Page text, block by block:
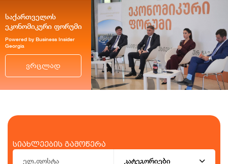
საქართველოს
ეკონომიკური ფორუმი
Powered by Business Insider
Georgia
ვრცლად
სიახლეების გამოწერა
კატეგორიები